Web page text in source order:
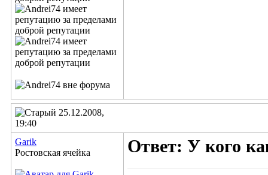
25.12.2008,
19:40
Garik
Ростовская ячейка
Ответ: У кого